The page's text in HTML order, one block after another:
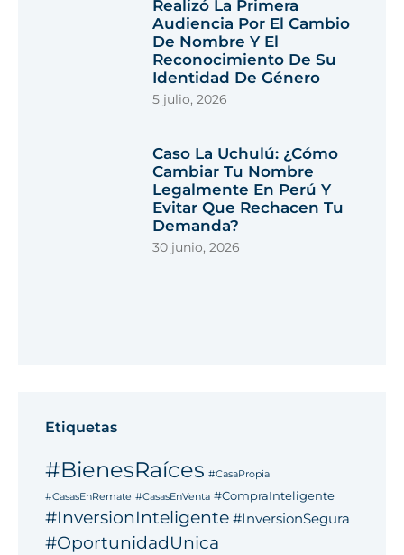
Realizó La Primera
Audiencia Por El Cambio
De Nombre Y El
Reconocimiento De Su
Identidad De Género
5 julio, 2026
Caso La Uchulú: ¿cómo
Cambiar Tu Nombre
Legalmente En Perú Y
Evitar Que Rechacen Tu
Demanda?
30 junio, 2026
Etiquetas
#BienesRaíces #CasaPropia
#CasasEnRemate #CasasEnVenta #CompraInteligente
#InversionInteligente #InversionSegura
#OportunidadUnica